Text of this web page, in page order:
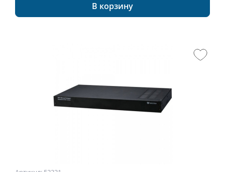
В корзину